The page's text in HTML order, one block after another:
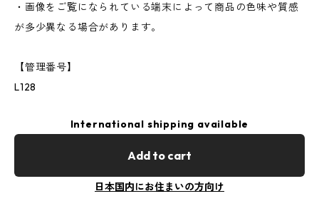
・画像をご覧になられている端末によって商品の色味や質感
が多少異なる場合があります。
【管理番号】
L128
International shipping available
Add to cart
日本国内にお住まいの方向け